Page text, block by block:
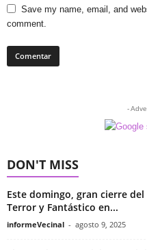
Save my name, email, and
comment.
-
DON'T MISS
Este domingo, gran cierre
Terror y Fantástico en...
informeVecinal - agosto 9, 2025